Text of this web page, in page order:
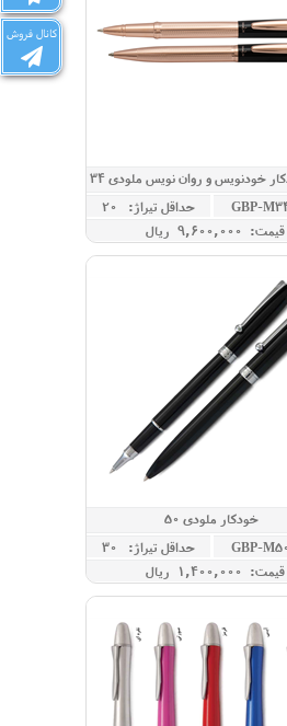
کانال فروش
خودنویس و روان نویس ملودی 34
حداقل تيراژ: 20
قیمت: 9,600,000 ريال
خودکار ملودی 50
حداقل تيراژ: 30
قیمت: 1,400,000 ريال